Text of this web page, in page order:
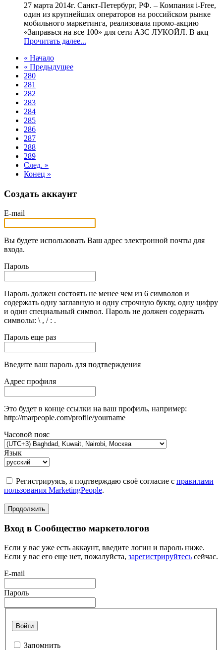
27 марта 2014г. Санкт-Петербург, РФ. – Компания i-Free,
один из крупнейших операторов на российском рынке
мобильного маркетинга, реализовала промо-акцию
«Заправься на все 100» для сети АЗС ЛУКОЙЛ. В акц
Прочитать далее...
« Начало
« Предыдущее
280
281
282
283
284
285
286
287
288
289
След. »
Конец »
Создать аккаунт
E-mail
Вы будете использовать Ваш адрес электронной почты для
входа.
Пароль
Пароль должен состоять не менее чем из 6 символов и
содержать одну заглавную и одну строчную букву, одну цифру
и один специальный символ. Пароль не должен содержать
символы: \ , / : .
Пароль еще раз
Введите ваш пароль для подтверждения
Адрес профиля
Это будет в конце ссылки на ваш профиль, например:
http://marpeople.com/profile/yourname
Часовой пояс
Язык
Регистрируясь, я подтверждаю своё согласие с правилами
пользования MarketingPeople.
Продолжить
Вход в Сообщество маркетологов
Если у вас уже есть аккаунт, введите логин и пароль ниже.
Если у вас его еще нет, пожалуйста, зарегистрируйтесь сейчас.
E-mail
Пароль
Войти
Запомнить